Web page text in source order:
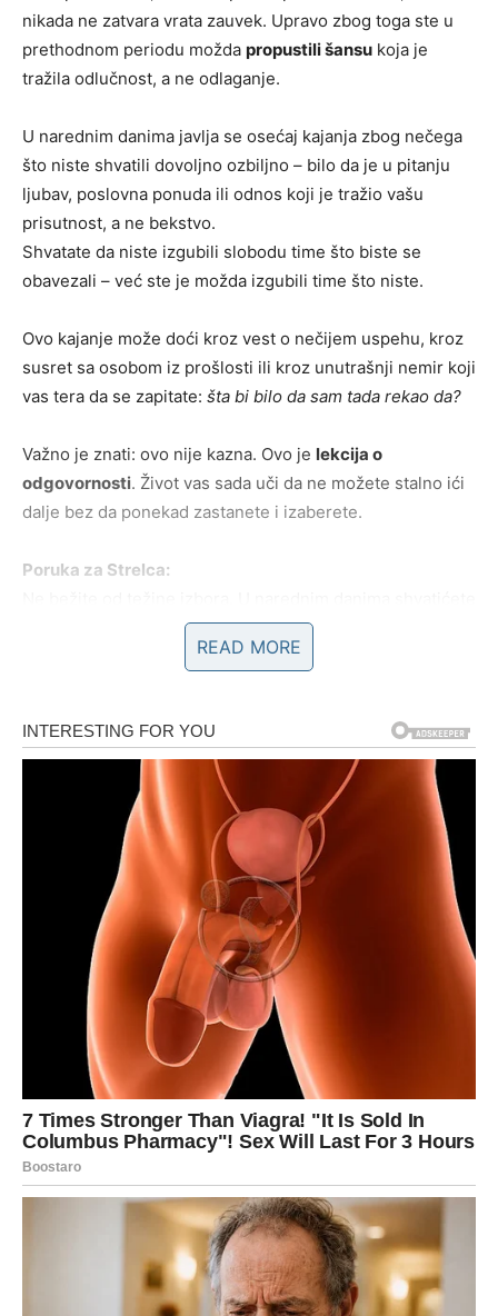
nikada ne zatvara vrata zauvek. Upravo zbog toga ste u
prethodnom periodu možda propustili šansu koja je
tražila odlučnost, a ne odlaganje.
U narednim danima javlja se osećaj kajanja zbog nečega
što niste shvatili dovoljno ozbiljno – bilo da je u pitanju
ljubav, poslovna ponuda ili odnos koji je tražio vašu
prisutnost, a ne bekstvo.
Shvatate da niste izgubili slobodu time što biste se
obavezali – već ste je možda izgubili time što niste.
Ovo kajanje može doći kroz vest o nečijem uspehu, kroz
susret sa osobom iz prošlosti ili kroz unutrašnji nemir koji
vas tera da se zapitate: šta bi bilo da sam tada rekao da?
Važno je znati: ovo nije kazna. Ovo je lekcija o
odgovornosti. Život vas sada uči da ne možete stalno ići
dalje bez da ponekad zastanete i izaberete.
Poruka za Strelca:
da prava sloboda dolazi onda kada stojite iza svojih
odluka – a ne kada ih izbegavate.
BIK – KADA STRAH OD
PROMENE KOŠTA NAJVIŠE
Bikovi su znak stabilnosti, ali i znak koji ponekad
predugo
ostaje u poznatom , čak i kada oseća da nešto više ne
funkcioniše. U prethodnom periodu mnogi Bikovi su imali
priliku da naprave važan korak – da promene posao,
odnos, mesto ili način razmišljanja – ali su ostali tu gde
U narednim danima dolazi talas kajanja zbog
neiskorišćene prilike. Možda vidite da je neko drugi
dobio ono što je vama bilo dano. Možda shvatite da je
vreme pokazalo da ste ipak mogli više.
To budi tugu, ali i ljutnju – najviše prema sebi.
Bik sada jasno vidi da je sigurnost koju je čuvao možda
bila samo iluzija. Da je strah od gubitka bio jači od želje za
rastom. I upravo tu nastaje unutrašnji konflikt: između
onoga što imate i onoga što ste mogli imati.
READ MORE